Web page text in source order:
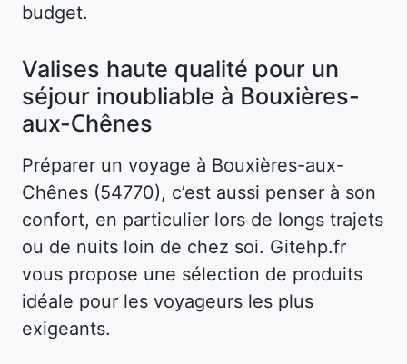
budget.
Valises haute qualité pour un
séjour inoubliable à Bouxières-
aux-Chênes
Préparer un voyage à Bouxières-aux-
Chênes (54770), c’est aussi penser à son
confort, en particulier lors de longs trajets
ou de nuits loin de chez soi. Gitehp.fr
vous propose une sélection de produits
idéale pour les voyageurs les plus
exigeants.